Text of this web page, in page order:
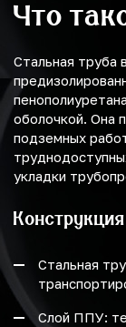
Что
Стальная
оболочкой. Она
подземных
укладки
Стальная
Слой ППУ: